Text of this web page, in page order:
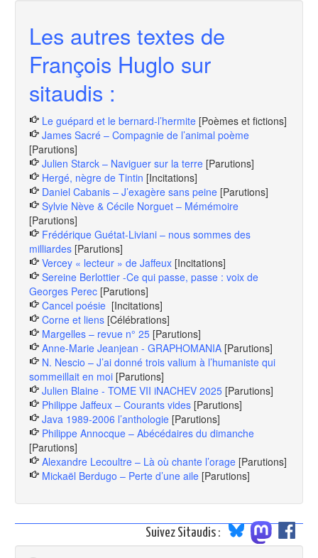
Les autres textes de
François Huglo sur
sitaudis :
Le guépard et le bernard-l’hermite [Poèmes et fictions]
James Sacré – Compagnie de l’animal poème
[Parutions]
Julien Starck – Naviguer sur la terre [Parutions]
Hergé, nègre de Tintin [Incitations]
Daniel Cabanis – J’exagère sans peine [Parutions]
Sylvie Nève & Cécile Norguet – Mémémoire
[Parutions]
Frédérique Guétat-Liviani – nous sommes des
milliardes [Parutions]
Vercey « lecteur » de Jaffeux [Incitations]
Sereine Berlottier -Ce qui passe, passe : voix de
Georges Perec [Parutions]
Cancel poésie [Incitations]
Corne et liens [Célébrations]
Margelles – revue n° 25 [Parutions]
Anne-Marie Jeanjean - GRAPHOMANIA [Parutions]
N. Nescio – J’ai donné trois valium à l’humaniste qui
sommeillait en moi [Parutions]
Julien Blaine - TOME VII iNACHEV 2025 [Parutions]
Philippe Jaffeux – Courants vides [Parutions]
Java 1989-2006 l’anthologie [Parutions]
Philippe Annocque – Abécédaires du dimanche
[Parutions]
Alexandre Lecoultre – Là où chante l’orage [Parutions]
Mickaël Berdugo – Perte d’une aile [Parutions]
Suivez Sitaudis :